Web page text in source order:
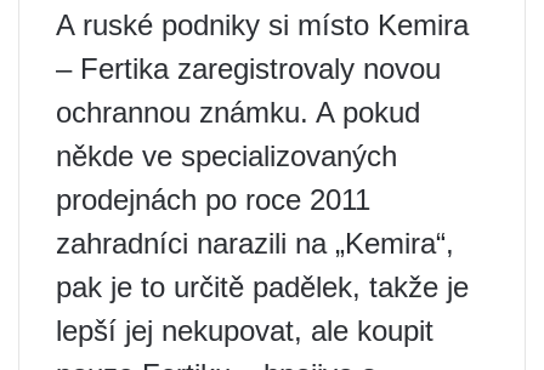
A ruské podniky si místo Kemira
– Fertika zaregistrovaly novou
ochrannou známku. A pokud
někde ve specializovaných
prodejnách po roce 2011
zahradníci narazili na „Kemira“,
pak je to určitě padělek, takže je
lepší jej nekupovat, ale koupit